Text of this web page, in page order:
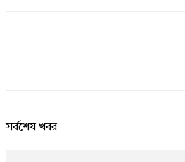
সর্বশেষ খবর